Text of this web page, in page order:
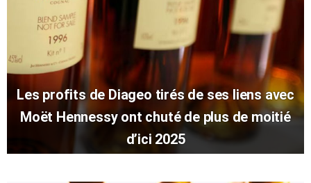
Les profits de Diageo tirés de ses liens avec
Moët Hennessy ont chuté de plus de moitié
d’ici 2025